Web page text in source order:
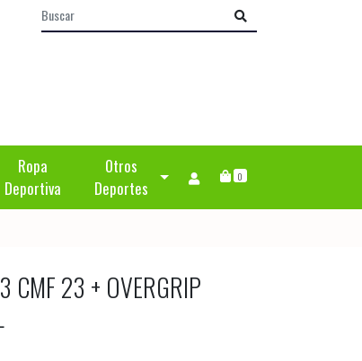
Ropa
Deportiva
Otros
Deportes
0
CMF 23 + OVERGRIP